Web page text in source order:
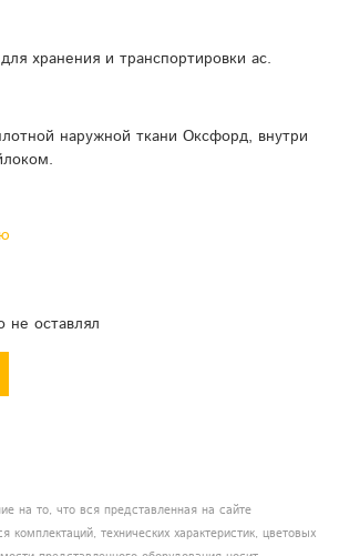
хранения и транспортировки ас.
наружной ткани Оксфорд, внутри
стенку чехла вшит уплотнитель 1 см.
для доступа к ручками ас,
клапаном.
оставлял
на то, что вся представленная на сайте
технических характеристик, цветовых